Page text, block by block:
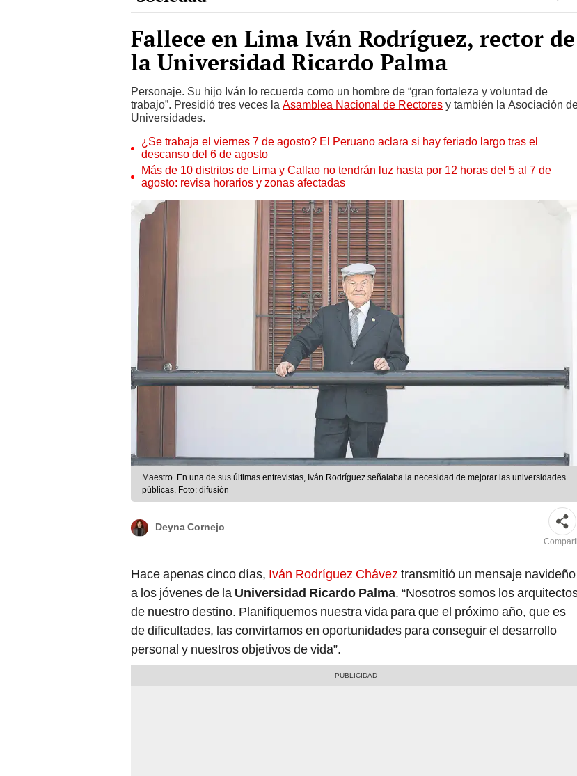
Fallece en Lima Iván Rodríguez, rector de
la Universidad Ricardo Palma
Personaje. Su hijo Iván lo recuerda como un hombre de “gran fortaleza y voluntad de
trabajo”. Presidió tres veces laAsamblea Nacional de Rectoresy también la Asociación de
Universidades.
¿Se trabaja el viernes 7 de agosto? El Peruano aclara si hay feriado largo tras el
descanso del 6 de agosto
Más de 10 distritos de Lima y Callao no tendrán luz hasta por 12 horas del 5 al 7 de
agosto: revisa horarios y zonas afectadas
Maestro. En una de sus últimas entrevistas, Iván Rodríguez señalaba la necesidad de mejorar las universidades
públicas. Foto: difusión
Compartir
a los jóvenes de laUniversidad Ricardo Palma. “Nosotros somos los arquitectos
de nuestro destino. Planifiquemos nuestra vida para que el próximo año, que es
de dificultades, las convirtamos en oportunidades para conseguir el desarrollo
personal y nuestros objetivos de vida”.